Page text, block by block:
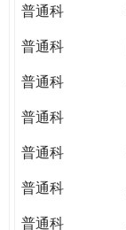
民。
TODAY
WORLD
TOMORROW
YOU
普通科
普通科
普通科
普通科
普通科
普通科
普通科